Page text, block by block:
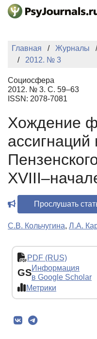
Перейти к основному
Главная Журналы
2012. № 3
Социосфера
2012. № 3. С. 59–63
ISSN: 2078-7081
Хождение
ассигнаций
Прослушать
С.В. Кольчугина, Л.А.
PDF (RUS)
GSИнформация
в Google Scholar
Метрики